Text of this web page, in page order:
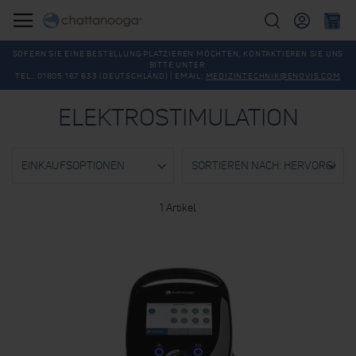
Suche
SOFERN SIE EINE BESTELLUNG PLATZIEREN MÖCHTEN, KONTAKTIEREN SIE UNS
BITTE UNTER:
TEL.: 01805 167 633 (DEUTSCHLAND) | EMAIL: MEDIZINTECHNIK@ENOVIS.COM
ELEKTROSTIMULATION
1 Artikel
EINKAUFSOPTIONEN